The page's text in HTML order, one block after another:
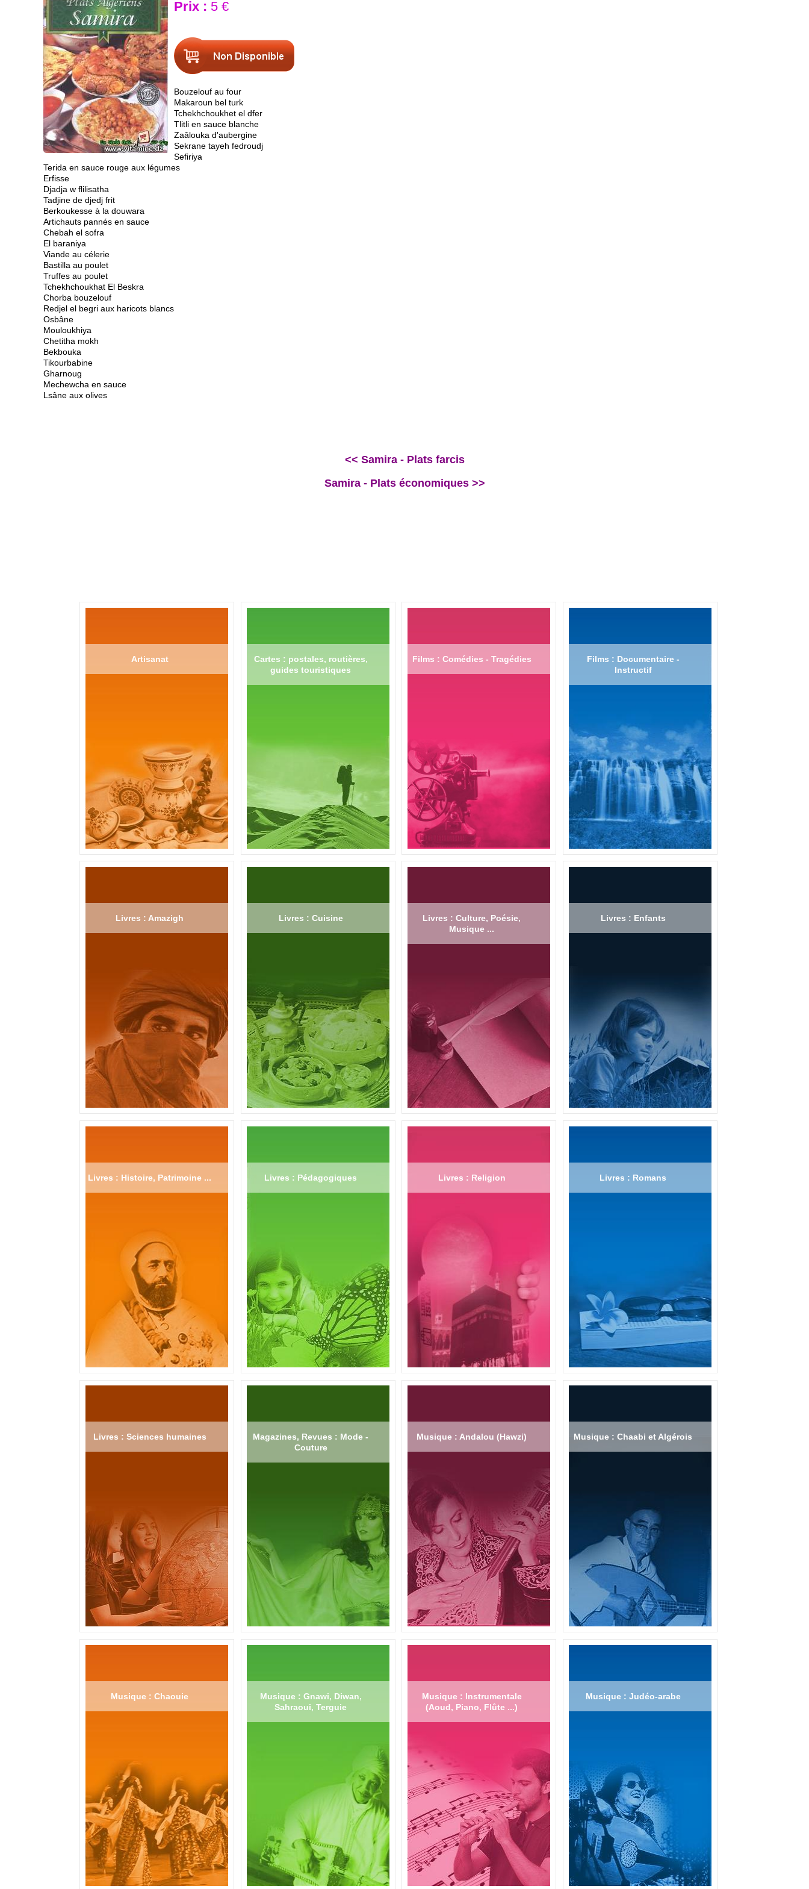
Prix : 5 €
Bouzelouf au four
Makaroun bel turk
Tchekhchoukhet el dfer
Tlitli en sauce blanche
Zaâlouka d'aubergine
Sekrane tayeh fedroudj
Sefiriya
Terida en sauce rouge aux légumes
Erfisse
Djadja w flilisatha
Tadjine de djedj frit
Berkoukesse à la douwara
Artichauts pannés en sauce
Chebah el sofra
El baraniya
Viande au célerie
Bastilla au poulet
Truffes au poulet
Tchekhchoukhat El Beskra
Chorba bouzelouf
Redjel el begri aux haricots blancs
Osbâne
Mouloukhiya
Chetitha mokh
Bekbouka
Tikourbabine
Gharnoug
Mechewcha en sauce
Lsâne aux olives
<< Samira - Plats farcis
Samira - Plats économiques >>
Artisanat
Cartes : postales, routières,
guides touristiques
Films : Comédies - Tragédies
Films : Documentaire -
Instructif
Livres : Amazigh Livres : Cuisine
Livres : Culture, Poésie,
Musique ...
Livres : Enfants
Livres : Histoire, Patrimoine ... Livres : Pédagogiques Livres : Religion Livres : Romans
Livres : Sciences humaines
Magazines, Revues : Mode -
Couture
Musique : Andalou (Hawzi) Musique : Chaabi et Algérois
Musique : Chaouie
Musique : Gnawi, Diwan,
Sahraoui, Terguie
Musique : Instrumentale
(Aoud, Piano, Flûte ...)
Musique : Judéo-arabe